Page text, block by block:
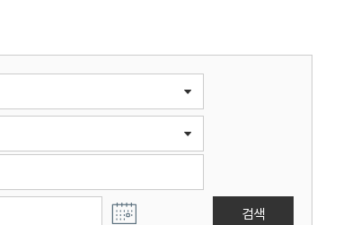
검색